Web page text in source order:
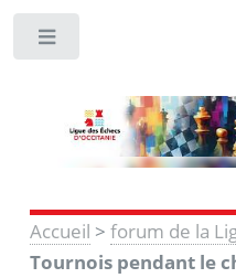
Accueil > forum de la
Tournois pendant le